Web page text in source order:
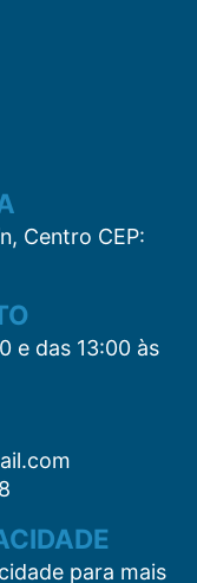
Centro CEP:
e das 13:00 às
para mais